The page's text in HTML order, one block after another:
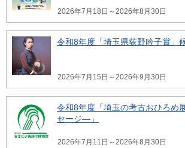
2026年7月18日～2026年8月30日
令和8年度「埼玉県荻野吟子賞」
2026年7月15日～2026年9月30日
令和8年度「埼玉の考古おひろめ
セージ―」
2026年7月11日～2026年8月30日